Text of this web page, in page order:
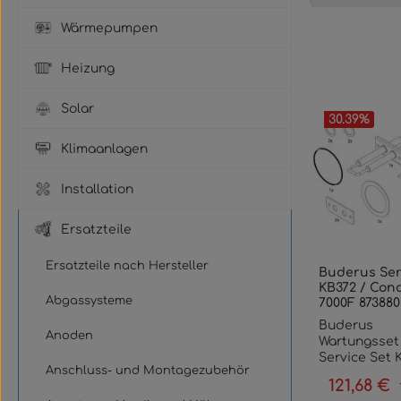
Wärmepumpen
Heizung
Solar
Klimaanlagen
Installation
Ersatzteile
Ersatzteile nach Hersteller
Abgassysteme
Anoden
Anschluss- und Montagezubehör
30.39%
Buderus
KB372 /
7000F
Buderus
Service Set
121,68 €